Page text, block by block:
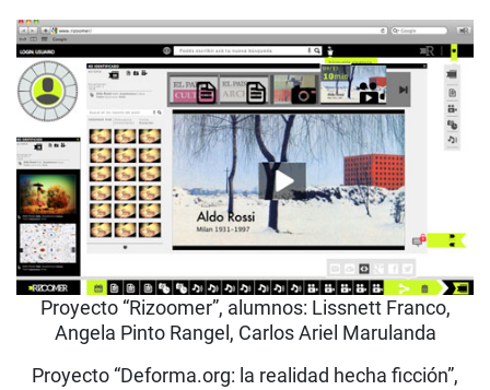
Proyecto “Rizoomer”, alumnos: Lissnett Franco,
Angela Pinto Rangel, Carlos Ariel Marulanda
Proyecto “Deforma.org: la realidad hecha ficción”,